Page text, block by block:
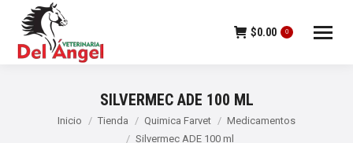
$0.00 0
SILVERMEC ADE 100 ML
Estás aquí:
Inicio Tienda Quimica Farvet
Medicamentos
Silvermec ADE 100 ml